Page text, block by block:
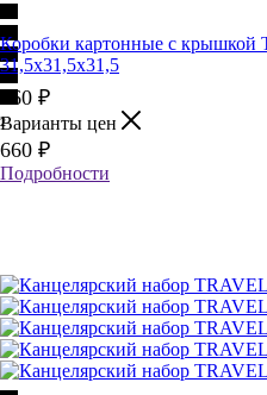
2
Коробки картонные с
31,5х31,5х31,5
660 ₽
Варианты цен
660 ₽
Подробности